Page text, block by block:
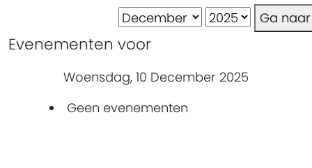
Ga
Evenementen voor
Woensdag, 10 December 2025
Geen evenementen